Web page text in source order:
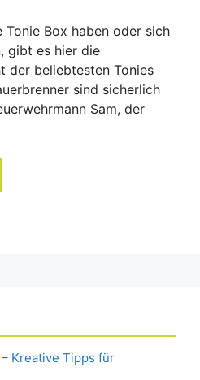
Tonie Box haben oder sich
gibt es hier die
der beliebtesten Tonies
sind sicherlich
Sam, der
Kreative Tipps für